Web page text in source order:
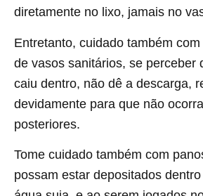
diretamente no lixo, jamais no
Entretanto, cuidado também
de vasos sanitários, se perceber
caiu dentro, não dê a descarga,
devidamente para que não
posteriores.
Tome cuidado também com
possam estar depositados